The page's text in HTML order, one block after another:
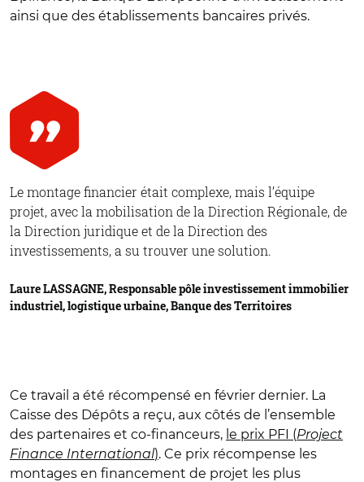
ainsi que des établissements bancaires privés.
Le montage financier était complexe, mais l’équipe
projet, avec la mobilisation de la Direction Régionale, de
la Direction juridique et de la Direction des
investissements, a su trouver une solution.
Laure LASSAGNE, Responsable pôle investissement immobilier
industriel, logistique urbaine, Banque des Territoires
Ce travail a été récompensé en février dernier. La
Caisse des Dépôts a reçu, aux côtés de l’ensemble
des partenaires et co-financeurs, ​ ​le prix PFI (Project
Finance International). Ce prix récompense les
montages en financement de projet les plus